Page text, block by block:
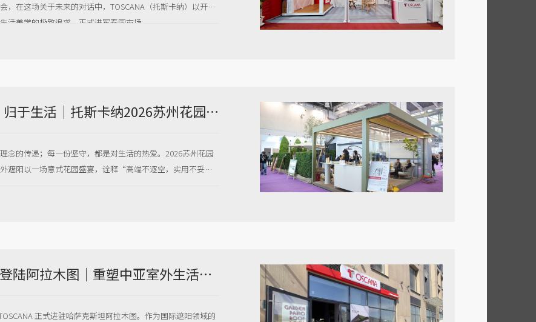
，在这场关于未来的对话中，TOSCANA（托斯卡纳）以开拓
活美学的极致追求，正式进军泰国市场。
意式高定，归于生活｜托斯卡纳2026苏州花园大会，以初心致美好
念的传递；每一份坚守，都是对生活的热爱。2026苏州花园
遮阳以一场意式花园盛宴，诠释“高端不逐空，实用不妥
TOSCANA 登陆阿拉木图｜重塑中亚室外生活美学新境
正式进驻哈萨克斯坦阿拉木图。作为国际遮阳领域的